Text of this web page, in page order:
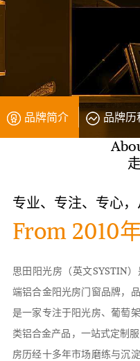
品牌简介 品牌历
专业、专注、专心
From 2010
思田阳光房（英文SYSTIN
端铝合金阳光房门窗品牌，
是一家专注于阳光房、葡萄
类铝合金产品，一站式定制
房历经十多年市场磨练与沉